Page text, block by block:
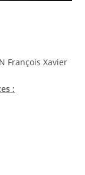
François Xavier
: